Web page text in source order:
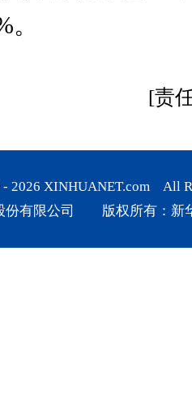
[责
- 2026 XINHUANET.com All
份有限公司 版权所有：新